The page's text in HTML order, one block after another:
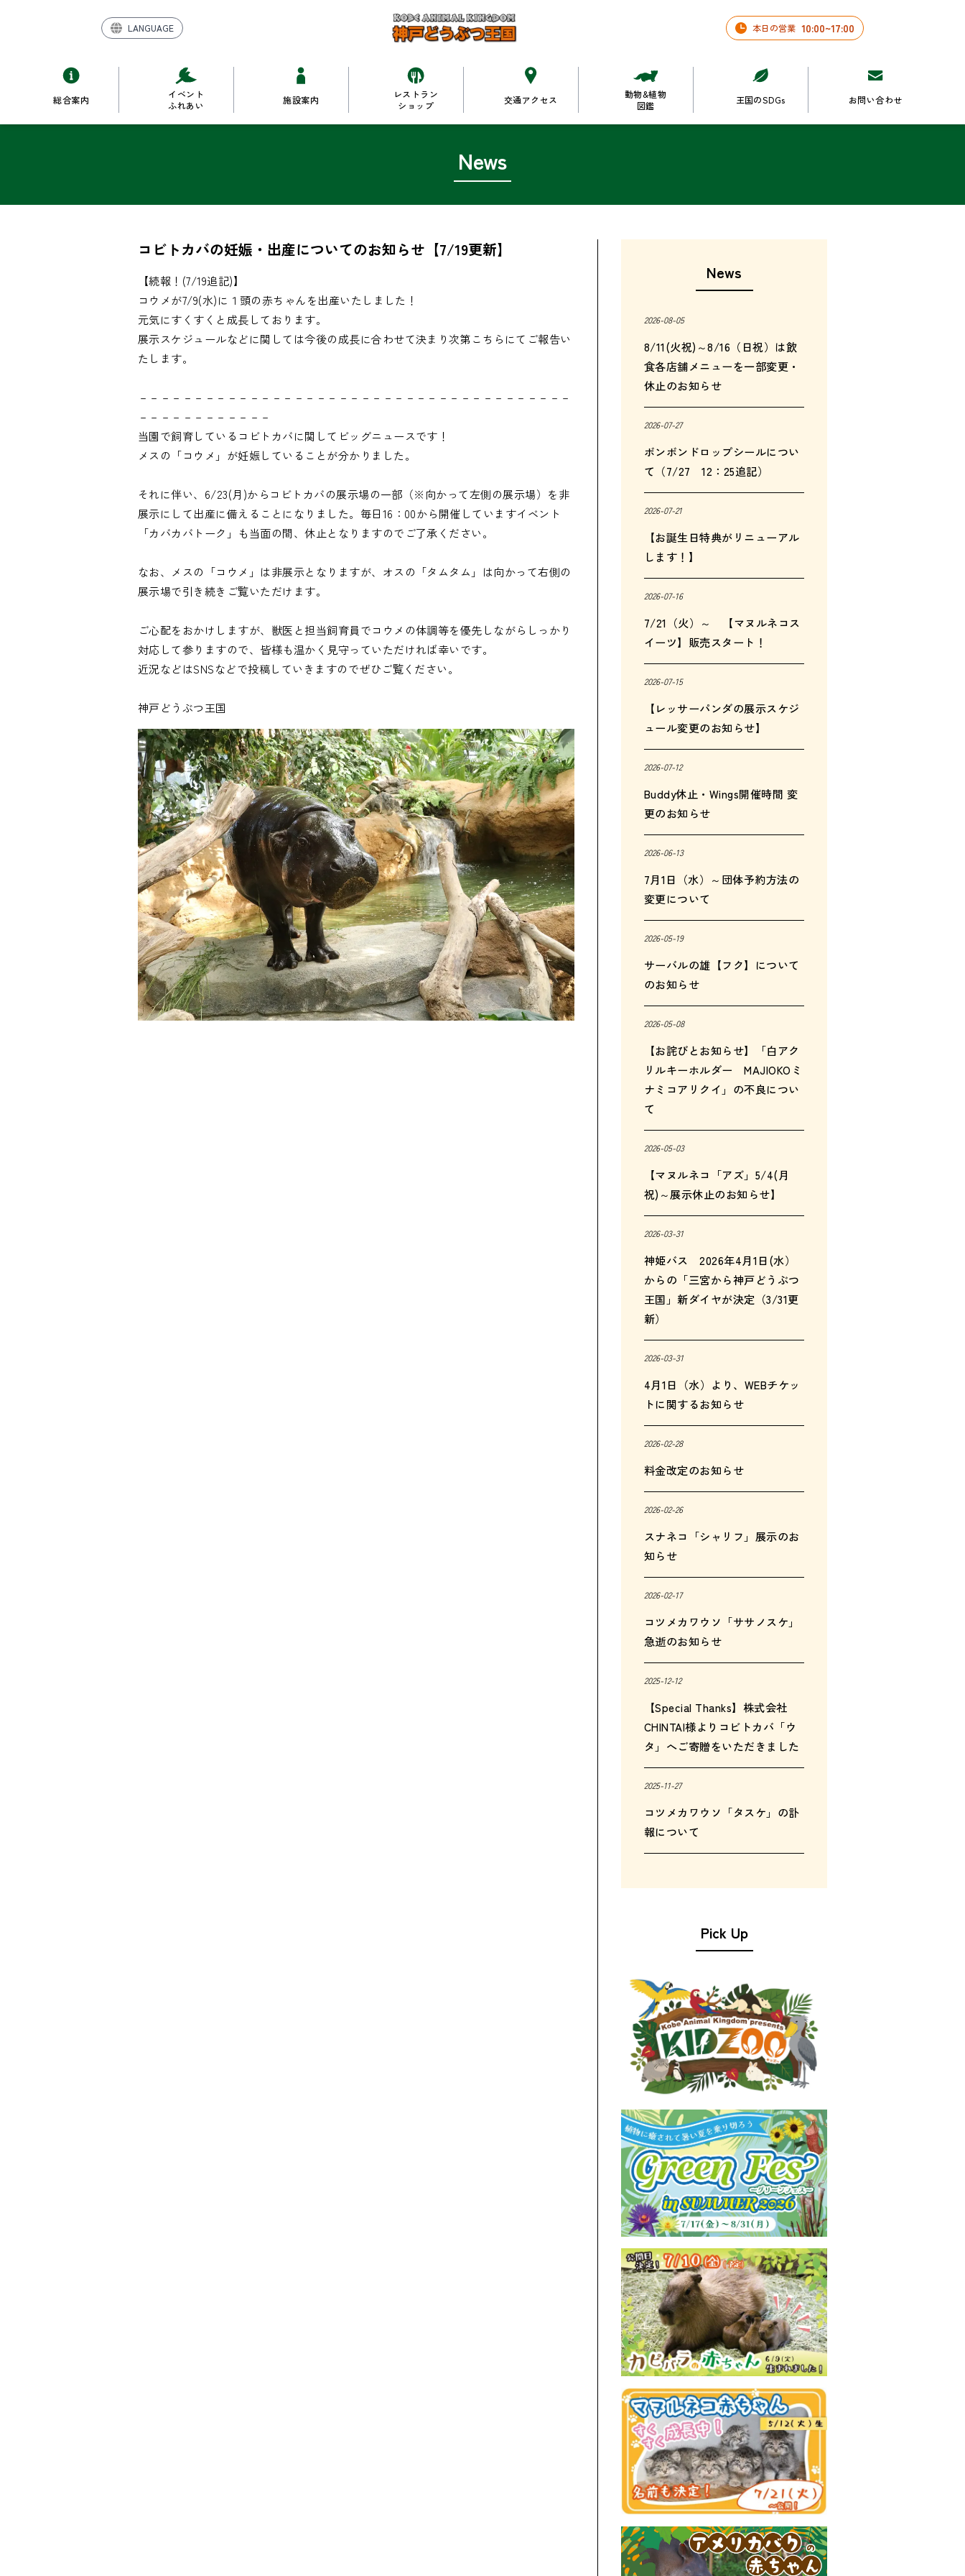
LANGUAGE 本日の営業 10:00~17:00
総合案内
イベント
ふれあい
施設案内
レストラン
ショップ
交通アクセス
動物&植物
図鑑
王国のSDGs お問い合わせ
News
コビトカバの妊娠・出産についてのお知らせ【7/19更新】
【続報！(7/19追記)】
コウメが7/9(水)に１頭の赤ちゃんを出産いたしました！
元気にすくすくと成長しております。
展示スケジュールなどに関しては今後の成長に合わせて決まり次第こちらにてご報告い
たします。
－－－－－－－－－－－－－－－－－－－－－－－－－－－－－－－－－－－－－－－
－－－－－－－－－－－－
当園で飼育しているコビトカバに関してビッグニュースです！
メスの「コウメ」が妊娠していることが分かりました。
それに伴い、6/23(月)からコビトカバの展示場の一部（※向かって左側の展示場）を非
展示にして出産に備えることになりました。毎日16：00から開催していますイベント
「カバカバトーク」も当面の間、休止となりますのでご了承ください。
なお、メスの「コウメ」は非展示となりますが、オスの「タムタム」は向かって右側の
展示場で引き続きご覧いただけます。
ご心配をおかけしますが、獣医と担当飼育員でコウメの体調等を優先しながらしっかり
対応して参りますので、皆様も温かく見守っていただければ幸いです。
近況などはSNSなどで投稿していきますのでぜひご覧ください。
神戸どうぶつ王国
News
2026-08-05
8/11(火祝)～8/16（日祝）は飲
食各店舗メニューを一部変更・
休止のお知らせ
2026-07-27
ボンボンドロップシールについ
て（7/27 12：25追記）
2026-07-21
【お誕生日特典がリニューアル
します！】
2026-07-16
7/21（火）～ 【マヌルネコス
イーツ】販売スタート！
2026-07-15
【レッサーパンダの展示スケジ
ュール変更のお知らせ】
2026-07-12
Buddy休止・Wings開催時間 変
更のお知らせ
2026-06-13
7月1日（水）～団体予約方法の
変更について
2026-05-19
サーバルの雄【フク】について
のお知らせ
2026-05-08
【お詫びとお知らせ】「白アク
リルキーホルダー MAJIOKOミ
ナミコアリクイ」の不良につい
て
2026-05-03
【マヌルネコ「アズ」5/4(月
祝)～展示休止のお知らせ】
2026-03-31
神姫バス 2026年4月1日(水）
からの「三宮から神戸どうぶつ
王国」新ダイヤが決定（3/31更
新）
2026-03-31
4月1日（水）より、WEBチケッ
トに関するお知らせ
2026-02-28
料金改定のお知らせ
2026-02-26
スナネコ「シャリフ」展示のお
知らせ
2026-02-17
コツメカワウソ「ササノスケ」
急逝のお知らせ
2025-12-12
【Special Thanks】株式会社
CHINTAI様よりコビトカバ「ウ
タ」へご寄贈をいただきました
2025-11-27
コツメカワウソ「タスケ」の訃
報について
Pick Up